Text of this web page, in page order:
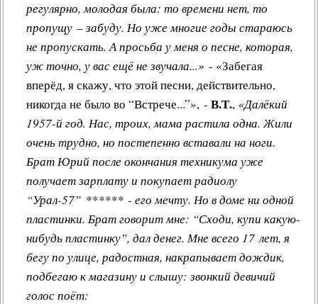
регулярно, молодая была: то времени нет, то
пропущу – забуду. Но уже многие годы стараюсь
не пропускать. А просьба у меня о песне, которая,
уж точно, у вас ещё не звучала...» - «Забегая
вперёд, я скажу, что этой песни, действительно,
никогда не было во “Встрече...”», - В.Т., «Далёкий
1957-й год. Нас, троих, мама растила одна. Жили
очень трудно, но постепенно вставали на ноги.
Брат Юрий после окончания техникума уже
получает зарплату и покупает радиолу
“Урал-57” ****** - его мечту. Но в доме ни одной
пластинки. Брат говорит мне: “Сходи, купи какую-
нибудь пластинку”, дал денег. Мне всего 17 лет, я
бегу по улице, радостная, накрапывает дождик,
подбегаю к магазину и слышу: звонкий девичий
голос поёт: